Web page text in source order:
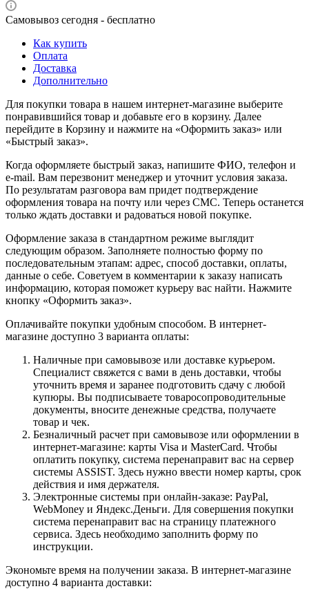
Самовывоз сегодня - бесплатно
Как купить
Оплата
Доставка
Дополнительно
Для покупки товара в нашем интернет-магазине выберите
понравившийся товар и добавьте его в корзину. Далее
перейдите в Корзину и нажмите на «Оформить заказ» или
«Быстрый заказ».
Когда оформляете быстрый заказ, напишите ФИО, телефон и
e-mail. Вам перезвонит менеджер и уточнит условия заказа.
По результатам разговора вам придет подтверждение
оформления товара на почту или через СМС. Теперь останется
только ждать доставки и радоваться новой покупке.
Оформление заказа в стандартном режиме выглядит
следующим образом. Заполняете полностью форму по
последовательным этапам: адрес, способ доставки, оплаты,
данные о себе. Советуем в комментарии к заказу написать
информацию, которая поможет курьеру вас найти. Нажмите
кнопку «Оформить заказ».
Оплачивайте покупки удобным способом. В интернет-
магазине доступно 3 варианта оплаты:
Наличные при самовывозе или доставке курьером.
Специалист свяжется с вами в день доставки, чтобы
уточнить время и заранее подготовить сдачу с любой
купюры. Вы подписываете товаросопроводительные
документы, вносите денежные средства, получаете
товар и чек.
Безналичный расчет при самовывозе или оформлении в
интернет-магазине: карты Visa и MasterCard. Чтобы
оплатить покупку, система перенаправит вас на сервер
системы ASSIST. Здесь нужно ввести номер карты, срок
действия и имя держателя.
Электронные системы при онлайн-заказе: PayPal,
WebMoney и Яндекс.Деньги. Для совершения покупки
система перенаправит вас на страницу платежного
сервиса. Здесь необходимо заполнить форму по
инструкции.
Экономьте время на получении заказа. В интернет-магазине
доступно 4 варианта доставки: